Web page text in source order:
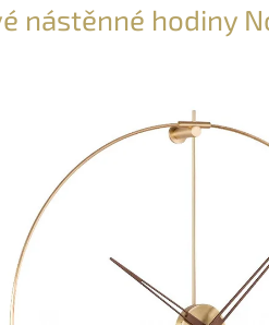
nástěnné hodiny